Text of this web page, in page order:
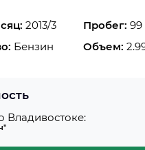
2013/3 Пробег: 99
Бензин Объем:
Владивостоке: